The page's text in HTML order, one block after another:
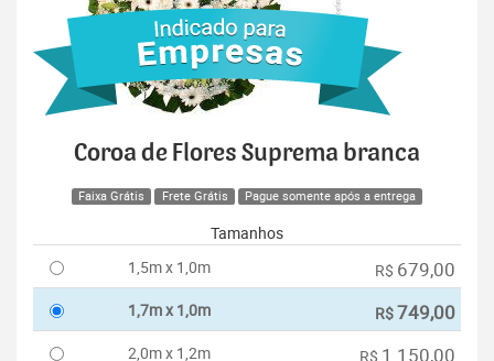
Coroa de Flores Suprema branca
Faixa Grátis Frete Grátis Pague somente após a entrega
Tamanhos
1,5m x 1,0m
R$ 679,00
1,7m x 1,0m R$749,00
2,0m x 1,2m R$ 1.150,00